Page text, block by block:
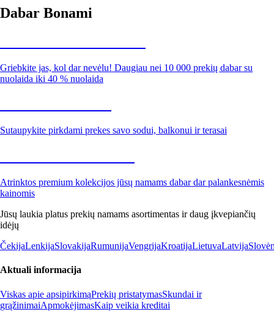
Dabar Bonami
Griebkite jas, kol dar nevėlu! Daugiau nei 10 000 prekių dabar su
nuolaida iki 40 % nuolaida
Sutaupykite pirkdami prekes savo sodui, balkonui ir terasai
Atrinktos premium kolekcijos jūsų namams dabar dar palankesnėmis
kainomis
Jūsų laukia platus prekių namams asortimentas ir daug įkvepiančių
idėjų
ČekijaLenkijaSlovakijaRumunijaVengrijaKroatijaLietuvaLatvija
Aktuali informacija
Viskas apie apsipirkimąPrekių pristatymasSkundai ir
grąžinimaiApmokėjimasKaip veikia kreditai